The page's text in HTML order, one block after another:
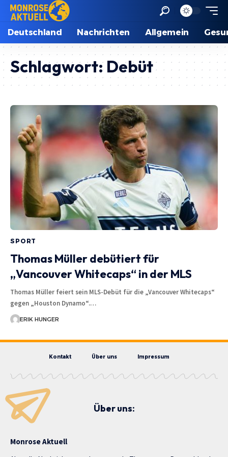
Deutschland Nachrichten Allgemein
Schlagwort: Debüt
SPORT
Thomas Müller debütiert für
„Vancouver Whitecaps“ in der MLS
Thomas Müller feiert sein MLS-Debüt für die „Vancouver Whitecaps“
gegen „Houston Dynamo“.…
ERIK HUNGER
Kontakt Über uns Impressum
Über uns:
Monrose Aktuell